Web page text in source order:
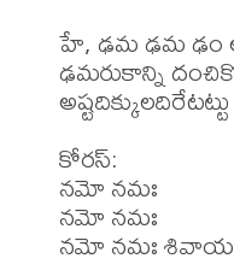
హే, ఢమ ఢమ ఢం
ఢమరుకాన్ని
కోరస్:
నమో నమః
నమో నమః
నమో నమః శివాయ